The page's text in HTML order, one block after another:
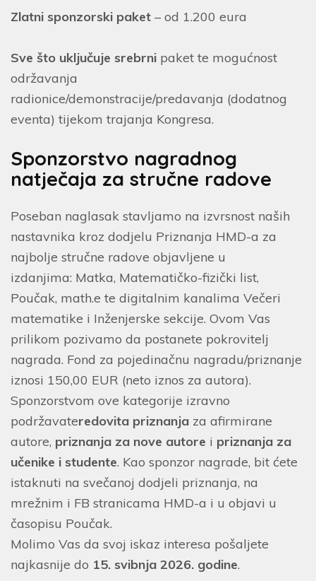
Zlatni sponzorski paket – od 1.200 eura
Sve što uključuje srebrni paket te mogućnost
održavanja
radionice/demonstracije/predavanja (dodatnog
eventa) tijekom trajanja Kongresa.
Sponzorstvo nagradnog
natječaja za stručne radove
Poseban naglasak stavljamo na izvrsnost naših
nastavnika kroz dodjelu Priznanja HMD-a za
najbolje stručne radove objavljene u
izdanjima: Matka, Matematičko-fizički list,
Poučak, math.e te digitalnim kanalima Večeri
matematike i Inženjerske sekcije. Ovom Vas
prilikom pozivamo da postanete pokrovitelj
nagrada. Fond za pojedinačnu nagradu/priznanje
iznosi 150,00 EUR (neto iznos za autora).
Sponzorstvom ove kategorije izravno
podržavateredovita priznanja za afirmirane
autore, priznanja za nove autore i priznanja za
učenike i studente. Kao sponzor nagrade, bit ćete
istaknuti na svečanoj dodjeli priznanja, na
mrežnim i FB stranicama HMD-a i u objavi u
časopisu Poučak.
Molimo Vas da svoj iskaz interesa pošaljete
najkasnije do 15. svibnja 2026. godine.